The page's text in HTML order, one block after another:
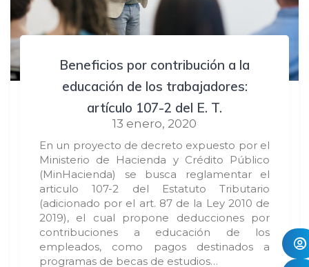
Beneficios por contribución a la
educación de los trabajadores:
artículo 107-2 del E. T.
13 enero, 2020
En un proyecto de decreto expuesto por el
Ministerio de Hacienda y Crédito Público
(MinHacienda) se busca reglamentar el
articulo 107-2 del Estatuto Tributario
(adicionado por el art. 87 de la Ley 2010 de
2019), el cual propone deducciones por
contribuciones a educación de los
empleados, como pagos destinados a
programas de becas de estudios…